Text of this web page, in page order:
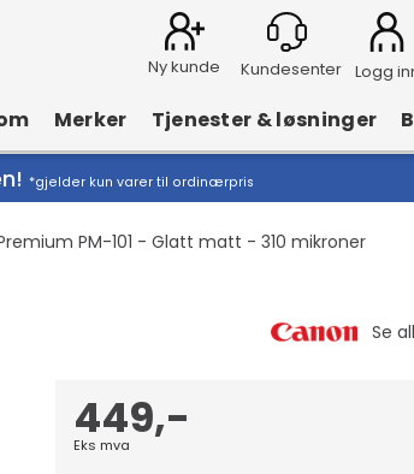
Ny kunde Logg
Merker Tjenester & løsninger
*gjelder kun varer til ordinærpris
PM-101 - Glatt matt - 310 mikroner
449,-
Eks mva